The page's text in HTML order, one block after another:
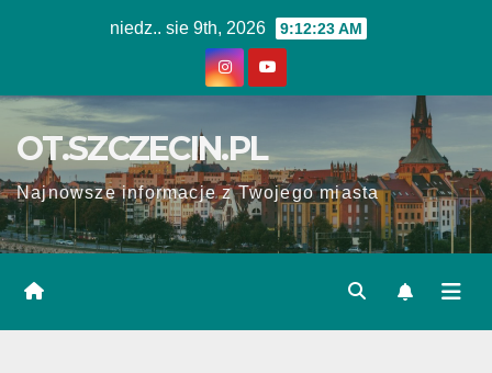
niedz.. sie 9th, 2026 9:12:24 AM
OT.SZCZECIN.PL
Najnowsze informacje z Twojego miasta